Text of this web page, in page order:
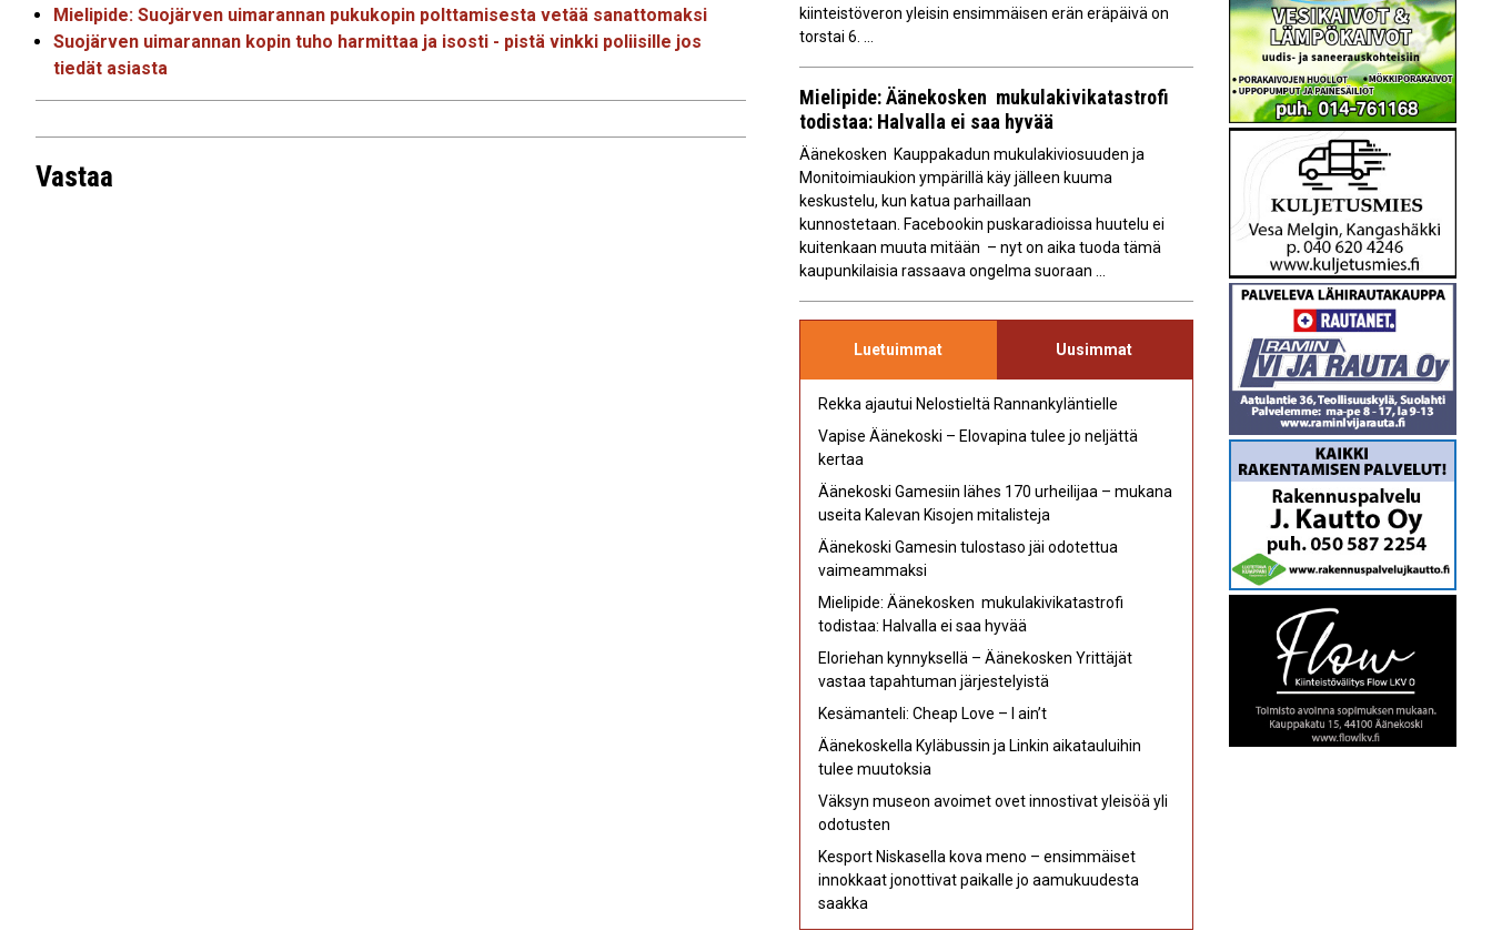
Mielipide: Suojärven uimarannan pukukopin polttamisesta vetää sanattomaksi
Suojärven uimarannan kopin tuho harmittaa ja isosti - pistä vinkki poliisille jos
tiedät asiasta
Vastaa
kiinteistöveron yleisin ensimmäisen erän eräpäivä on
torstai 6. ...
Mielipide: Äänekosken mukulakivikatastrofi
todistaa: Halvalla ei saa hyvää
Äänekosken Kauppakadun mukulakiviosuuden ja
Monitoimiaukion ympärillä käy jälleen kuuma
keskustelu, kun katua parhaillaan
kunnostetaan. Facebookin puskaradioissa huutelu ei
kuitenkaan muuta mitään – nyt on aika tuoda tämä
kaupunkilaisia rassaava ongelma suoraan ...
Luetuimmat Uusimmat
Rekka ajautui Nelostieltä Rannankyläntielle
Vapise Äänekoski – Elovapina tulee jo neljättä
kertaa
Äänekoski Gamesiin lähes 170 urheilijaa – mukana
useita Kalevan Kisojen mitalisteja
Äänekoski Gamesin tulostaso jäi odotettua
vaimeammaksi
Mielipide: Äänekosken mukulakivikatastrofi
todistaa: Halvalla ei saa hyvää
Eloriehan kynnyksellä – Äänekosken Yrittäjät
vastaa tapahtuman järjestelyistä
Kesämanteli: Cheap Love – I ain’t
Äänekoskella Kyläbussin ja Linkin aikatauluihin
tulee muutoksia
Väksyn museon avoimet ovet innostivat yleisöä yli
odotusten
Kesport Niskasella kova meno – ensimmäiset
innokkaat jonottivat paikalle jo aamukuudesta
saakka